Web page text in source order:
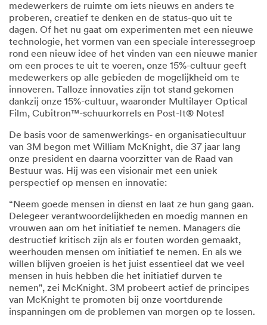
medewerkers de ruimte om iets nieuws en anders te
proberen, creatief te denken en de status-quo uit te
dagen. Of het nu gaat om experimenten met een nieuwe
technologie, het vormen van een speciale interessegroep
rond een nieuw idee of het vinden van een nieuwe manier
om een proces te uit te voeren, onze 15%-cultuur geeft
medewerkers op alle gebieden de mogelijkheid om te
innoveren. Talloze innovaties zijn tot stand gekomen
dankzij onze 15%-cultuur, waaronder Multilayer Optical
Film, Cubitron™-schuurkorrels en Post-It® Notes!
De basis voor de samenwerkings- en organisatiecultuur
van 3M begon met William McKnight, die 37 jaar lang
onze president en daarna voorzitter van de Raad van
Bestuur was. Hij was een visionair met een uniek
perspectief op mensen en innovatie:
“Neem goede mensen in dienst en laat ze hun gang gaan.
Delegeer verantwoordelijkheden en moedig mannen en
vrouwen aan om het initiatief te nemen. Managers die
destructief kritisch zijn als er fouten worden gemaakt,
weerhouden mensen om initiatief te nemen. En als we
willen blijven groeien is het juist essentieel dat we veel
mensen in huis hebben die het initiatief durven te
nemen", zei McKnight. 3M probeert actief de principes
van McKnight te promoten bij onze voortdurende
inspanningen om de problemen van morgen op te lossen.